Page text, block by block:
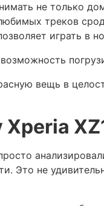
не только
треков
играть в
вещь в
Это не